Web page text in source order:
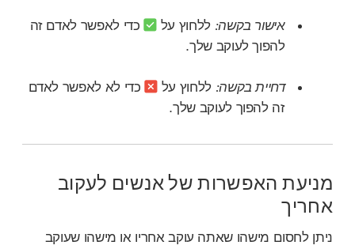
אישור בקשה:ללחוץ על
כדי לאפשר לאדם זה
להפוך לעוקב שלך.
דחיית בקשה:ללחוץ על
כדי לא לאפשר לאדם
זה להפוך לעוקב שלך.
מניעת האפשרות של אנשים לעקוב
אחריך
ניתן לחסום מישהו שאתה עוקב אחריו או מישהו שעוקב